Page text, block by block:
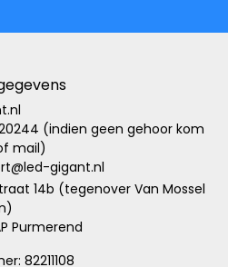
(indien geen gehoor kom
mail)
gigant.nl
14b (tegenover Van Mossel
Purmerend
82211108